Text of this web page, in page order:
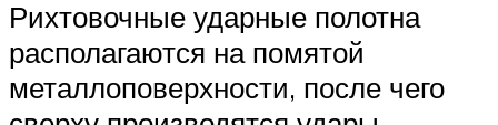
Рихтовочные ударные полотна
располагаются на помятой
металлоповерхности, после чего